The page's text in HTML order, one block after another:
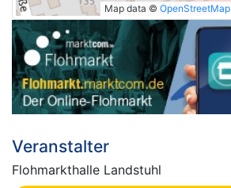
Map data © OpenStreetMap
Veranstalter
Flohmarkthalle Landstuhl